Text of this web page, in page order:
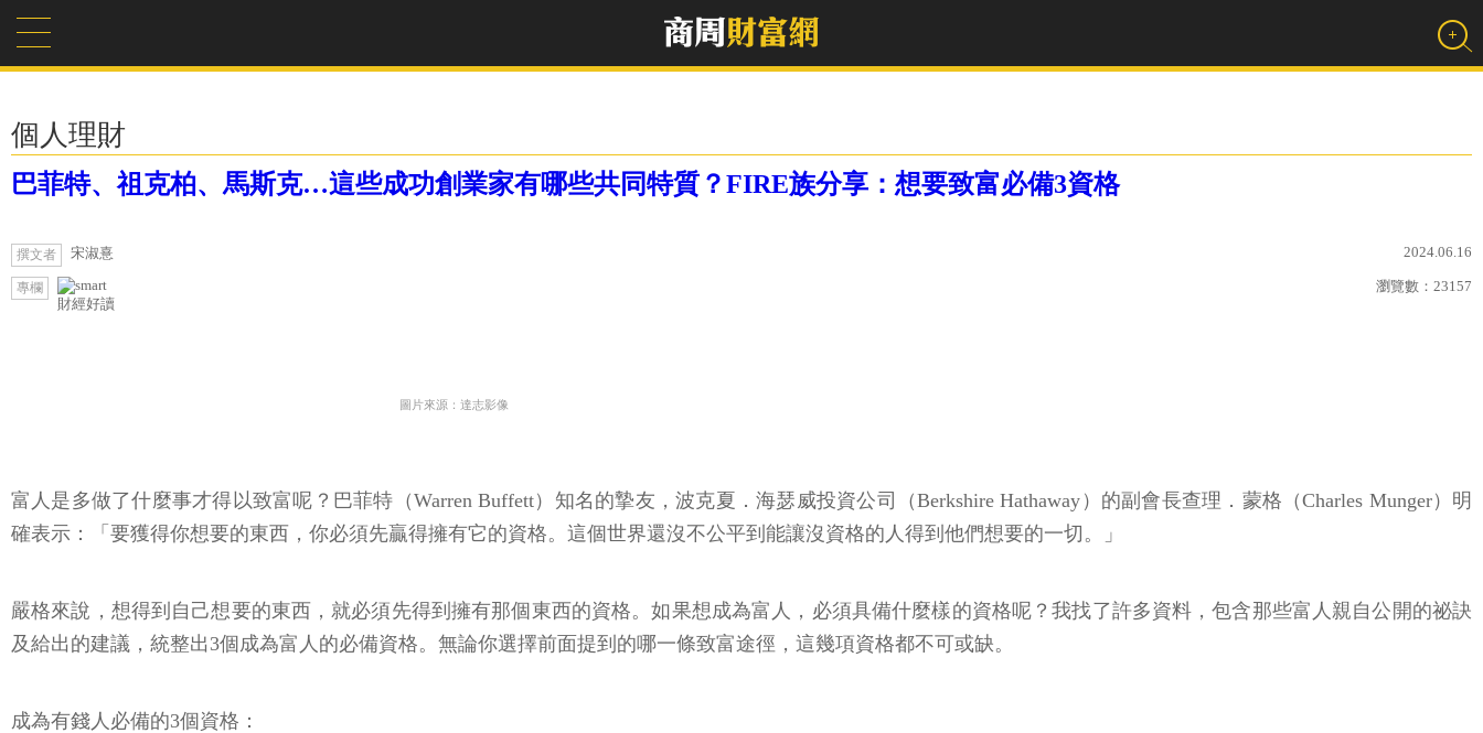
個人理財
巴菲特、祖克柏、馬斯克…這些成功創業家有哪些共同特質？FIRE族分享：想要致富必備3資格
撰文者 宋淑憙 2024.06.16
專欄
財經好讀
瀏覽數： 23157
圖片來源：達志影像
富人是多做了什麼事才得以致富呢？巴菲特（Warren Buffett）知名的摯友，波克夏．海瑟威投資公司（Berkshire Hathaway）的副會長查理．蒙格（Charles Munger）明
確表示：「要獲得你想要的東西，你必須先贏得擁有它的資格。這個世界還沒不公平到能讓沒資格的人得到他們想要的一切。」
嚴格來說，想得到自己想要的東西，就必須先得到擁有那個東西的資格。如果想成為富人，必須具備什麼樣的資格呢？我找了許多資料，包含那些富人親自公開的祕訣
及給出的建議，統整出3個成為富人的必備資格。無論你選擇前面提到的哪一條致富途徑，這幾項資格都不可或缺。
成為有錢人必備的3個資格：